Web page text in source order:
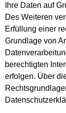
Ihre Daten auf
Des Weiteren
Erfüllung einer
Grundlage von
berechtigten
erfolgen. Über